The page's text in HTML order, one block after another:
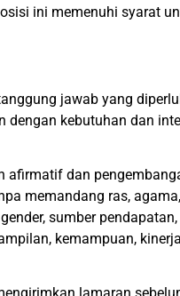
ini memenuhi syarat
jawab yang
dengan kebutuhan dan
afirmatif dan
memandang ras,
sumber
kemampuan,